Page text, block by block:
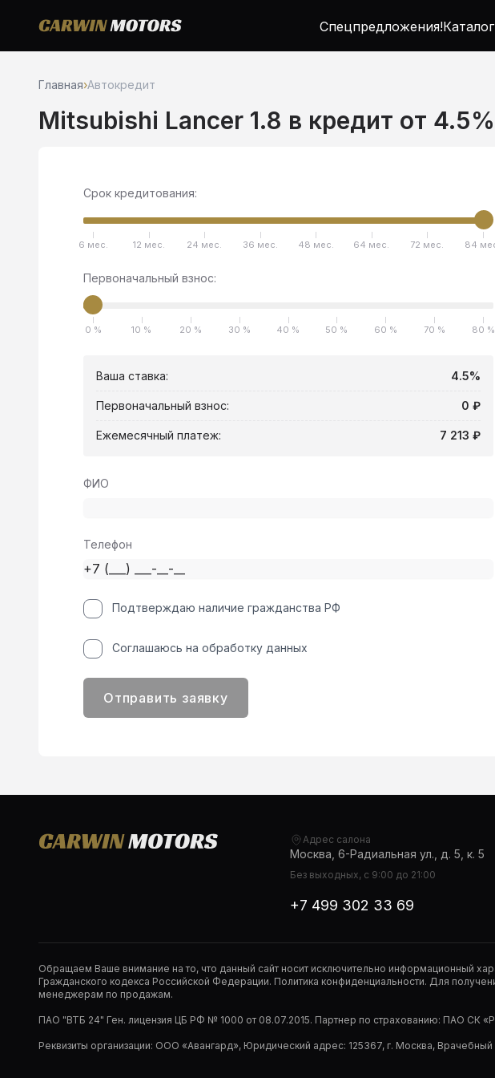
Спецпредложения!
Главная›Автокредит
Mitsubishi Lancer 1.8 в кредит от 4.5%
Срок кредитования:
6 мес. 12 мес. 24 мес. 36 мес. 48 мес. 64 мес. 72 мес. 84
Первоначальный взнос:
0 % 10 % 20 % 30 % 40 % 50 % 60 % 70 % 80 %
Ваша ставка: 4.5%
Первоначальный взнос: 0 ₽
Ежемесячный платеж: 7 213 ₽
ФИО
Телефон
Подтверждаю наличие гражданства РФ
Соглашаюсь на обработку данных
Отправить заявку
Адрес салона
Москва, 6-Радиальная ул., д. 5, к. 5
Без выходных, с 9:00 до 21:00
+7 499 302 33 69
Обращаем Ваше внимание на то, что данный сайт носит исключительно информационный
Гражданского кодекса Российской Федерации. Политика конфиденциальности. Для
менеджерам по продажам.
ПАО "ВТБ 24" Ген. лицензия ЦБ РФ № 1000 от 08.07.2015. Партнер по страхованию: ПАО СК
Реквизиты организации: ООО «Авангард», Юридический адрес: 125367, г. Москва,